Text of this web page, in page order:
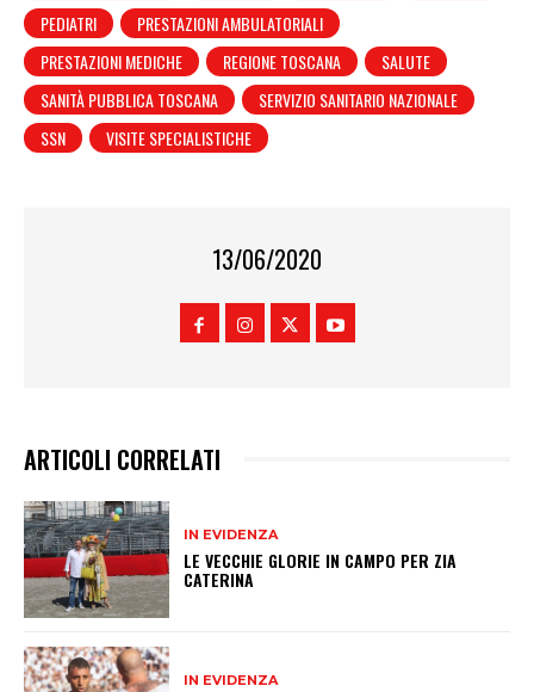
PEDIATRI
PRESTAZIONI AMBULATORIALI
PRESTAZIONI MEDICHE
REGIONE TOSCANA
SALUTE
SANITÀ PUBBLICA TOSCANA
SERVIZIO SANITARIO NAZIONALE
SSN
VISITE SPECIALISTICHE
13/06/2020
ARTICOLI CORRELATI
IN EVIDENZA
LE VECCHIE GLORIE IN CAMPO PER ZIA
CATERINA
IN EVIDENZA